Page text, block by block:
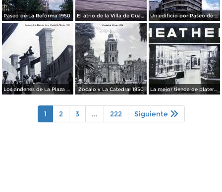
Paseo de La Reforma 1950. El atrio de la Villa de Guadalupe 1950. Un edificio por Paseo de La Reforma 1950
Los andenes de La Plaza de toros Ciudad de México 1950 Zocalo y La Catedral 1950 La mejor tienda de plateria.
1 2 3 ... 222 Siguiente